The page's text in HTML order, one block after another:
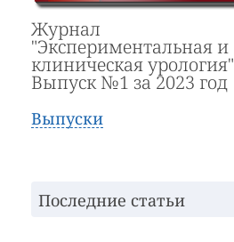
Журнал
"Экспериментальная и
клиническая урология"
Выпуск №1 за 2023 год
Выпуски
Последние статьи